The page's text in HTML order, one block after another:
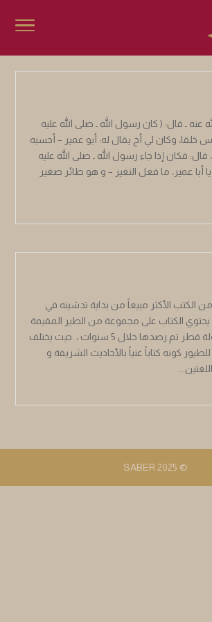
عنه ـ قال: ( كان رسول الله ـ صلى الله عليه
خلقا، وكان لي أخ يقال له: أبو عمير – أحسبه
فكان إذا جاء رسول الله ـ صلى الله عليه
أبا عمير، ما فعل النغير – و هو طائر صغير
الكتب الأكثر مبيعاً من بداية تدشينه في
2024 ، حيث يحتوي الكتاب على مجموعة من الطير المقيمة
و المهاجرة في دولة قطر تم رصدها خلال 5 سنوات ، حيث يختلف
كونه كتاباً غنياً بالأحاديث الشريفة و
© 2025 SABER